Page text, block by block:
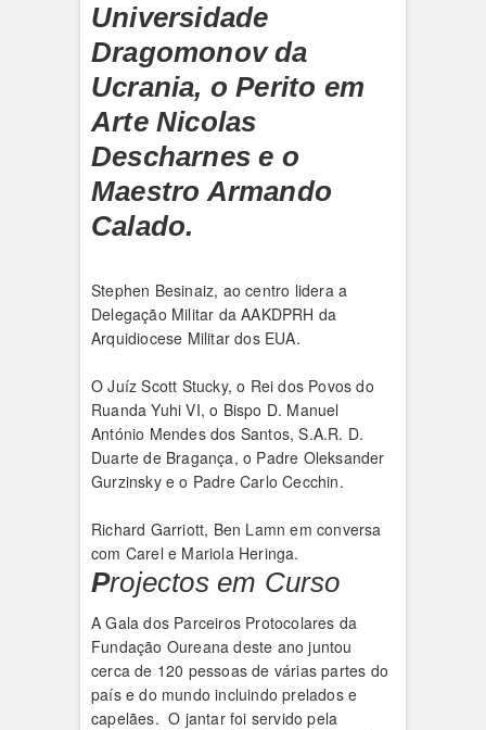
Universidade
Dragomonov da
Ucrania, o Perito em
Arte Nicolas
Descharnes e o
Maestro Armando
Calado.
Stephen Besinaiz, ao centro lidera a
Delegação Militar da AAKDPRH da
Arquidiocese Militar dos EUA.
O Juíz Scott Stucky, o Rei dos Povos do
Ruanda Yuhi VI, o Bispo D. Manuel
António Mendes dos Santos, S.A.R. D.
Duarte de Bragança, o Padre Oleksander
Gurzinsky e o Padre Carlo Cecchin.
Richard Garriott, Ben Lamn em conversa
com Carel e Mariola Heringa.
Projectos em Curso
A Gala dos Parceiros Protocolares da
Fundação Oureana deste ano juntou
cerca de 120 pessoas de várias partes do
país e do mundo incluindo prelados e
capelães. O jantar foi servido pela